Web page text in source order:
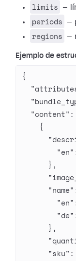
limits —
periods —
regions —
Ejemplo de
{
  "content"
    {
        "en"
      },
      "name"
        "en"
        "de"
      },
      "sku"
: